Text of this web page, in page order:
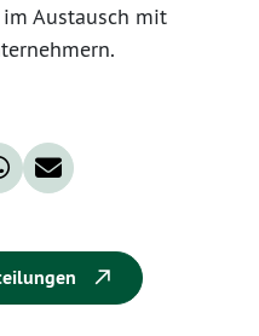
Austausch mit